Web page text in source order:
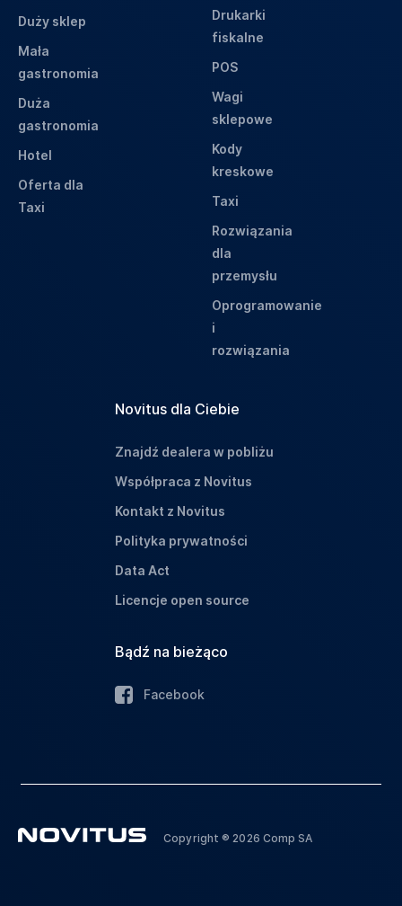
Duży sklep
Mała
gastronomia
Duża
gastronomia
Hotel
Oferta dla
Taxi
Drukarki
fiskalne
POS
Wagi
sklepowe
Kody
kreskowe
Taxi
Rozwiązania
dla
przemysłu
Oprogramowanie
i
rozwiązania
Novitus dla Ciebie
Znajdź dealera w pobliżu
Współpraca z Novitus
Kontakt z Novitus
Polityka prywatności
Data Act
Licencje open source
Bądź na bieżąco
Facebook
Copyright ® 2026 Comp SA